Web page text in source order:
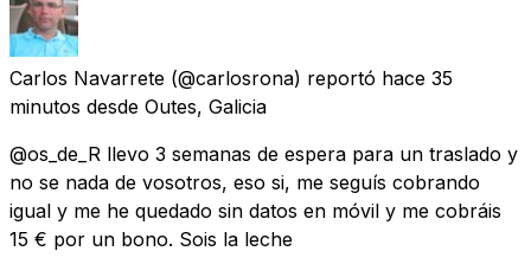
Carlos Navarrete (@carlosrona) reportó hace 35
minutos desde Outes, Galicia
@os_de_R llevo 3 semanas de espera para un traslado y
no se nada de vosotros, eso si, me seguís cobrando
igual y me he quedado sin datos en móvil y me cobráis
15 € por un bono. Sois la leche